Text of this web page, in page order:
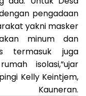
pengadaan
yakni masker
minum dan
termasuk juga
isolasi,”ujar
Kelly Keintjem,